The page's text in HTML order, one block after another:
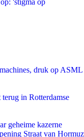
'stigma op
druk op ASML
in Rotterdamse
geheime kazerne
Straat van Hormuz